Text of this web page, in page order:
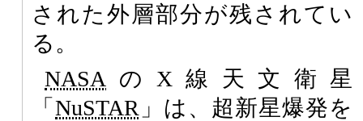
された外層部分が残されてい
る。
NASA のX線天文衛星
「 NuSTAR 」は、超新星爆発を